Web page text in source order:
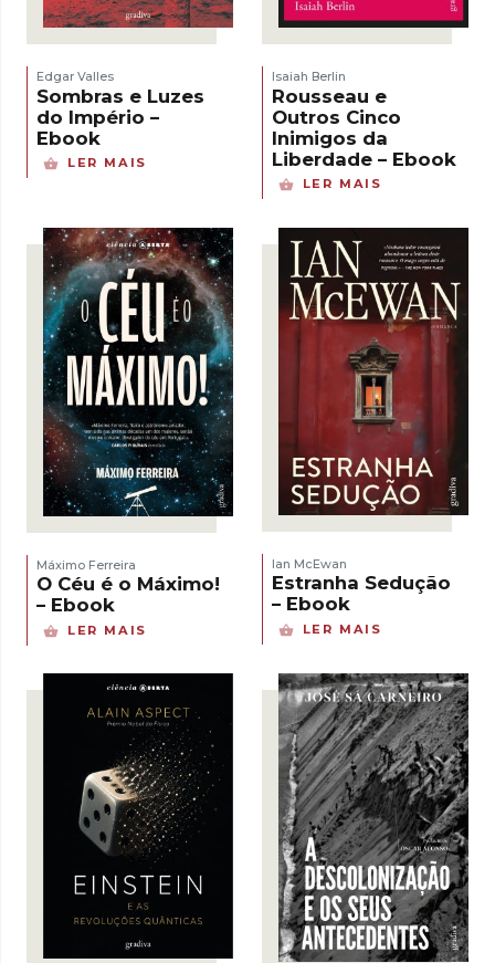
Edgar Valles
Sombras e Luzes
do Império –
Ebook
LER MAIS
Isaiah Berlin
Rousseau e
Outros Cinco
Inimigos da
Liberdade – Ebook
LER MAIS
Máximo Ferreira
O Céu é o Máximo!
– Ebook
LER MAIS
Ian McEwan
Estranha Sedução
– Ebook
LER MAIS